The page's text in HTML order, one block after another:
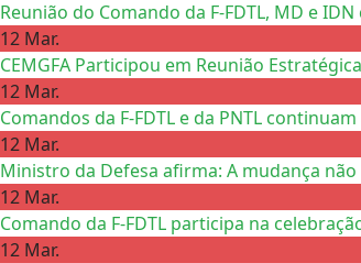
Reunião do Comando da F-FDTL, MD e
12 Mar.
CEMGFA Participou em Reunião
12 Mar.
Comandos da F-FDTL e da PNTL
12 Mar.
Ministro da Defesa afirma: A mudança
12 Mar.
Comando da F-FDTL participa na
12 Mar.